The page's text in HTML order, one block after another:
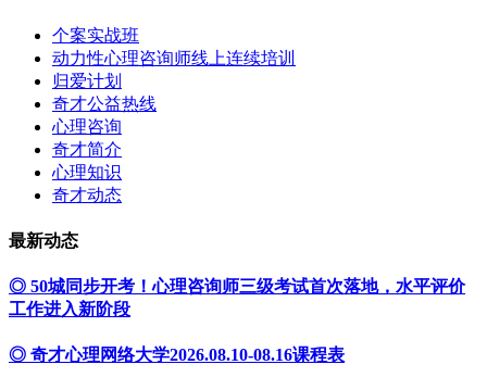
个案实战班
动力性心理咨询师线上连续培训
归爱计划
奇才公益热线
心理咨询
奇才简介
心理知识
奇才动态
最新动态
◎ 50城同步开考！心理咨询师三级考试首次落地，水平评价
工作进入新阶段
◎ 奇才心理网络大学2026.08.10-08.16课程表